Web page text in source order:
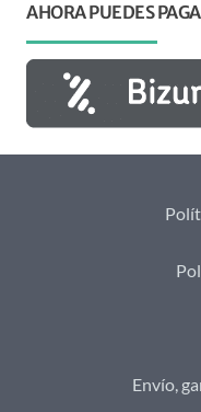
AHORA PUEDES
Envío,